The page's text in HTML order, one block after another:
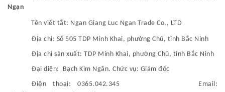
Ngạn
Tên viết tắt: Ngan Giang Luc Ngan Trade Co., LTD
Địa chỉ: Số 505 TDP Minh Khai, phường Chũ, tỉnh Bắc Ninh
Địa chỉ sản xuất: TDP Minh Khai, phường Chũ, tỉnh Bắc Ninh
Đại diện: Bạch Kim Ngân. Chức vụ: Giám đốc
Điện thoại:0365.042.345 Email: